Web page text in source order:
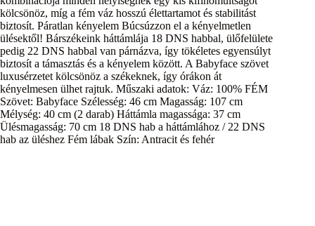
kölcsönöz, míg a fém váz hosszú élettartamot és stabilitást
biztosít. Páratlan kényelem Búcsúzzon el a kényelmetlen
ülésektől! Bárszékeink háttámlája 18 DNS habbal, ülőfelülete
pedig 22 DNS habbal van párnázva, így tökéletes egyensúlyt
biztosít a támasztás és a kényelem között. A Babyface szövet
luxusérzetet kölcsönöz a székeknek, így órákon át
kényelmesen ülhet rajtuk. Műszaki adatok: Váz: 100% FÉM
Szövet: Babyface Szélesség: 46 cm Magasság: 107 cm
Mélység: 40 cm (2 darab) Háttámla magassága: 37 cm
Ülésmagasság: 70 cm 18 DNS hab a háttámlához / 22 DNS
hab az üléshez Fém lábak Szín: Antracit és fehér